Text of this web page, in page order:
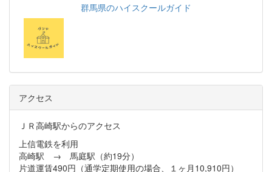
群馬県のハイスクールガイド
アクセス
ＪＲ高崎駅からのアクセス
上信電鉄を利用
高崎駅 → 馬庭駅（約19分）
片道運賃490円（通学定期使用の場合、１ヶ月10,910円）